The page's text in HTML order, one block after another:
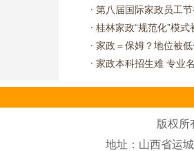
· 第八届国际家政员工
· 桂林家政“规范化”模
· 家政＝保姆？地位被
· 家政本科招生难 专业
版权所
地址：山西省运